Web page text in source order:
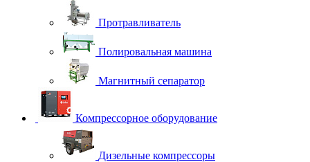
Протравливатель
Полировальная машина
Магнитный сепаратор
Компрессорное оборудование
Дизельные компрессоры